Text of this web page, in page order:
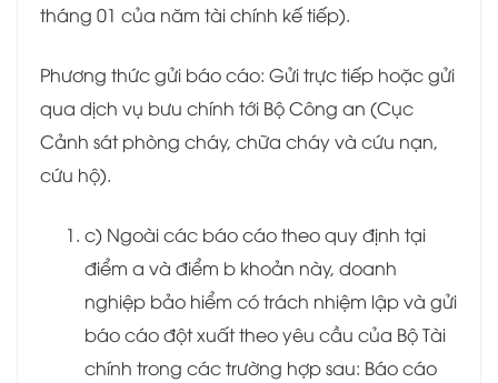
tháng 01 của năm tài chính kế tiếp).
Phương thức gửi báo cáo: Gửi trực tiếp hoặc gửi
qua dịch vụ bưu chính tới Bộ Công an (Cục
Cảnh sát phòng cháy, chữa cháy và cứu nạn,
cứu hộ).
c) Ngoài các báo cáo theo quy định tại
điểm a và điểm b khoản này, doanh
nghiệp bảo hiểm có trách nhiệm lập và gửi
báo cáo đột xuất theo yêu cầu của Bộ Tài
chính trong các trường hợp sau: Báo cáo